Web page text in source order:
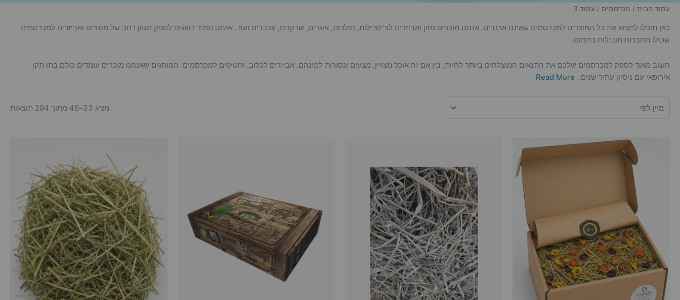
עמוד הבית / מכרסמים / עמוד 3
כאן תוכלו למצוא את כל המוצרים למכרסמים שאינם ארנבים. אנחנו מוכרים מזון ואביזרים לצ’ינצ’ילות, חולדות, אוגרים, שרקנים, עכברים ועוד. אנחנו תמיד דואגים לספק מגוון רחב של מוצרים ואביזרים למכרסמים
שכולו מחברות מובילות בתחום.
חשוב מאוד לספק למכרסמים שלכם את התנאים המוצלחים ביותר לחיות, בין אם זה אוכל מצויין, מצעים ונסורות למינהם, אביזרים לכלוב, וחטיפים למכרסמים. המותגים שאנחנו מוכרים עומדים כולם בתו תקן
אירופאי עם ניסיון עתיר שנים.
מציג 33–48 מתוך 294 תוצאות